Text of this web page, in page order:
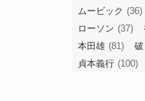
ムービック (36)
ローソン (37)
本田雄 (81) 破
貞本義行 (100)